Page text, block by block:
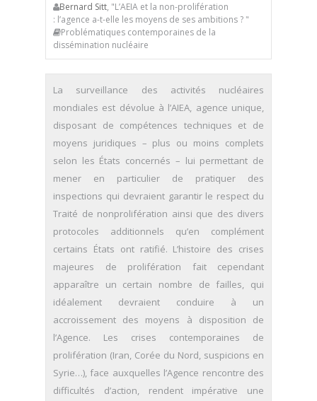
Bernard Sitt, "L’AEIA et la non-prolifération
: l’agence a-t-elle les moyens de ses ambitions ? "
Problématiques contemporaines de la
dissémination nucléaire
La surveillance des activités nucléaires
mondiales est dévolue à l’AIEA, agence unique,
disposant de compétences techniques et de
moyens juridiques – plus ou moins complets
selon les États concernés – lui permettant de
mener en particulier de pratiquer des
inspections qui devraient garantir le respect du
Traité de nonprolifération ainsi que des divers
protocoles additionnels qu’en complément
certains États ont ratifié. L’histoire des crises
majeures de prolifération fait cependant
apparaître un certain nombre de failles, qui
idéalement devraient conduire à un
accroissement des moyens à disposition de
l’Agence. Les crises contemporaines de
prolifération (Iran, Corée du Nord, suspicions en
Syrie…), face auxquelles l’Agence rencontre des
difficultés d’action, rendent impérative une